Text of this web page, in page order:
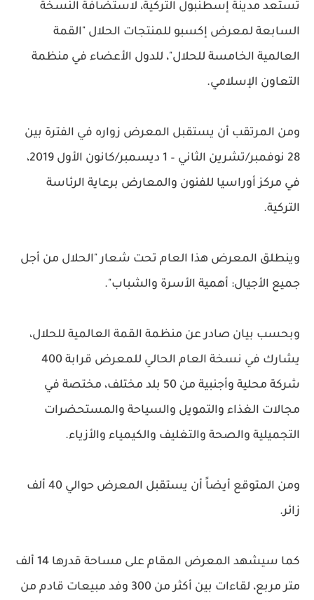
تستعد مدينة إسطنبول التركية، لاستضافة النسخة
السابعة لمعرض إكسبو للمنتجات الحلال "القمة
العالمية الخامسة للحلال"، للدول الأعضاء في منظمة
التعاون الإسلامي.
ومن المرتقب أن يستقبل المعرض زواره في الفترة بين
28 نوفمبر/تشرين الثاني – 1 ديسمبر/كانون الأول 2019،
في مركز أوراسيا للفنون والمعارض برعاية الرئاسة
التركية.
وينطلق المعرض هذا العام تحت شعار "الحلال من أجل
جميع الأجيال: أهمية الأسرة والشباب".
وبحسب بيان صادر عن منظمة القمة العالمية للحلال،
يشارك في نسخة العام الحالي للمعرض قرابة 400
شركة محلية وأجنبية من 50 بلد مختلف، مختصة في
مجالات الغذاء والتمويل والسياحة والمستحضرات
التجميلية والصحة والتغليف والكيمياء والأزياء.
ومن المتوقع أيضاً أن يستقبل المعرض حوالي 40 ألف
زائر.
كما سيشهد المعرض المقام على مساحة قدرها 14 ألف
متر مربع، لقاءات بين أكثر من 300 وفد مبيعات قادم من